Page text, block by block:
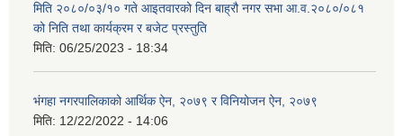
मिति २०८०/०३/१० गते आइतवारको दिन बाह्रौ नगर सभा आ.व.२०८०/०८१
को निति तथा कार्यक्रम र बजेट प्रस्तुति
मिति: 06/25/2023 - 18:34
भंगहा नगरपालिकाको आर्थिक ऐन, २०७९ र विनियोजन ऐन, २०७९
मिति: 12/22/2022 - 14:06